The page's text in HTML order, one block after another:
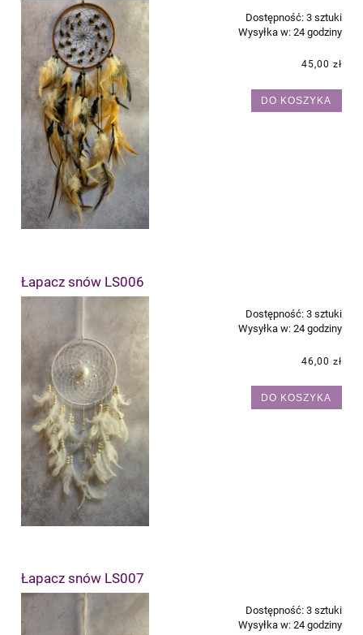
Dostępność: 3 sztuki
Wysyłka w: 24 godziny
45,00 zł
DO KOSZYKA
Łapacz snów LS006
Dostępność: 3 sztuki
Wysyłka w: 24 godziny
46,00 zł
DO KOSZYKA
Łapacz snów LS007
Dostępność: 3 sztuki
Wysyłka w: 24 godziny